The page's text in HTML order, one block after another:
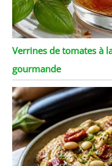
Verrines de tomates à
gourmande